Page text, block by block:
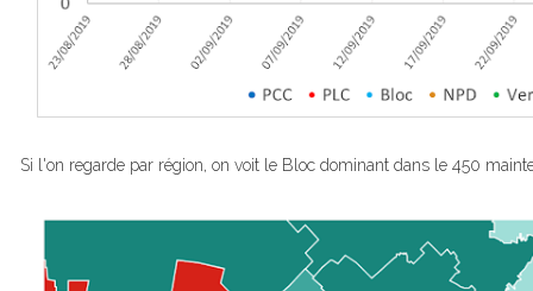
Si l'on regarde par région, on voit le Bloc dominant dans le 450